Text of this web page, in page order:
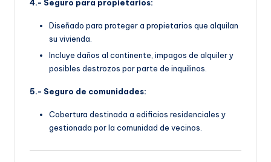
4.- Seguro para propietarios:
Diseñado para proteger a propietarios que alquilan
su vivienda.
Incluye daños al continente, impagos de alquiler y
posibles destrozos por parte de inquilinos.
5.- Seguro de comunidades:
Cobertura destinada a edificios residenciales y
gestionada por la comunidad de vecinos.